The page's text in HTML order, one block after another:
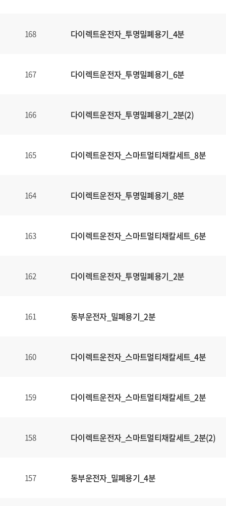
168 다이렉트운전자_투명밀폐용기_4분
167 다이렉트운전자_투명밀폐용기_6분
166 다이렉트운전자_투명밀폐용기_2분(2)
165 다이렉트운전자_스마트멀티채칼세트_8분
164 다이렉트운전자_투명밀폐용기_8분
163 다이렉트운전자_스마트멀티채칼세트_6분
162 다이렉트운전자_투명밀폐용기_2분
161 동부운전자_밀폐용기_2분
160 다이렉트운전자_스마트멀티채칼세트_4분
159 다이렉트운전자_스마트멀티채칼세트_2분
158 다이렉트운전자_스마트멀티채칼세트_2분(2)
157 동부운전자_밀폐용기_4분